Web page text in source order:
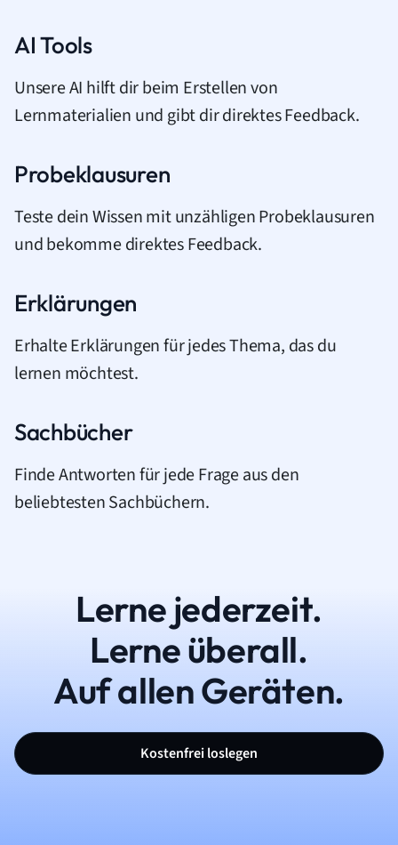
AI Tools
Unsere AI hilft dir beim Erstellen von
Lernmaterialien und gibt dir direktes Feedback.
Probeklausuren
Teste dein Wissen mit unzähligen Probeklausuren
und bekomme direktes Feedback.
Erklärungen
Erhalte Erklärungen für jedes Thema, das du
lernen möchtest.
Sachbücher
Finde Antworten für jede Frage aus den
beliebtesten Sachbüchern.
Lerne jederzeit.
Lerne überall.
Auf allen Geräten.
Kostenfrei loslegen